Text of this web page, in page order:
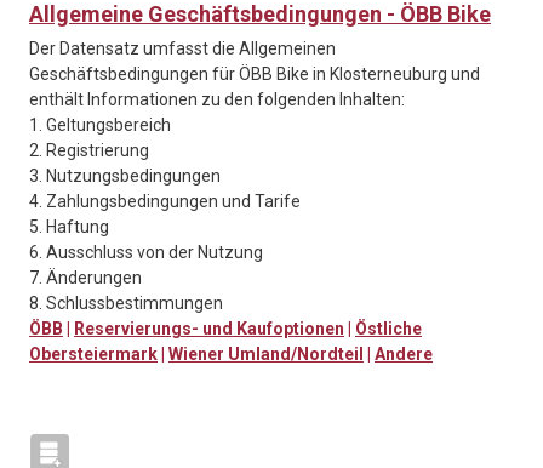
Allgemeine Geschäftsbedingungen - ÖBB Bike
Der Datensatz umfasst die Allgemeinen
Geschäftsbedingungen für ÖBB Bike in Klosterneuburg und
enthält Informationen zu den folgenden Inhalten:
1. Geltungsbereich
2. Registrierung
3. Nutzungsbedingungen
4. Zahlungsbedingungen und Tarife
5. Haftung
6. Ausschluss von der Nutzung
7. Änderungen
8. Schlussbestimmungen
ÖBB
Reservierungs- und Kaufoptionen
Östliche
Obersteiermark Wiener Umland/Nordteil Andere